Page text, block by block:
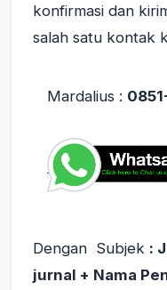
konfirmasi dan
salah satu kontak
Mardalius :
Dengan Subjek :
jurnal + Nama